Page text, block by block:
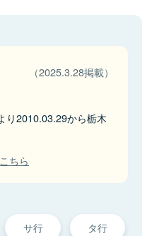
（2025.3.28掲載）
り2010.03.29から栃木
ちら
サ行 タ行